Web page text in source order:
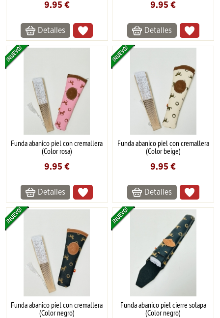
9.95 €
Detalles
9.95 €
Detalles
Funda abanico piel con cremallera
(Color rosa)
9.95 €
Detalles
Funda abanico piel con cremallera
(Color beige)
9.95 €
Detalles
Funda abanico piel con cremallera
(Color negro)
Funda abanico piel cierre solapa
(Color negro)